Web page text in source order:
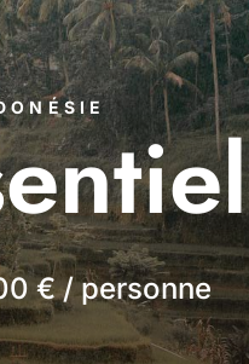
€ / personne